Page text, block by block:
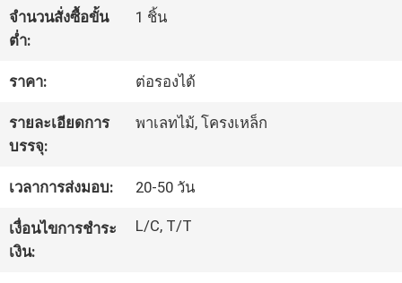
เรา
ทัวร์
โรงงาน
ควบคุม
คุณภาพ
จำนวนสั่งซื้อขั้น
ต่ำ:
1 ชิ้น
ราคา: ต่อรองได้
รายละเอียดการ
บรรจุ:
พาเลทไม้, โครงเหล็ก
เวลาการส่งมอบ: 20-50 วัน
เงื่อนไขการชำระ
เงิน:
L/C, T/T